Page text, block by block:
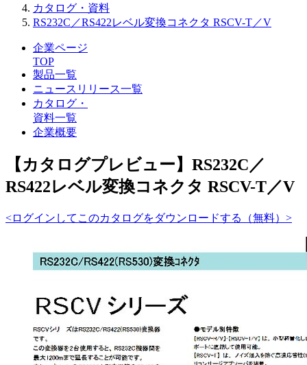
カタログ・資料
RS232C／RS422レベル変換コネクタ RSCV-T／V
企業ページ
TOP
製品一覧
ニュースリリース一覧
カタログ・
資料一覧
企業概要
【カタログプレビュー】RS232C／
RS422レベル変換コネクタ RSCV-T／V
<ログインしてこのカタログをダウンロードする（無料）>